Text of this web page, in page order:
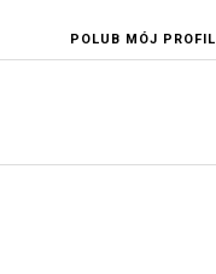
POLUB MÓJ PROFIL